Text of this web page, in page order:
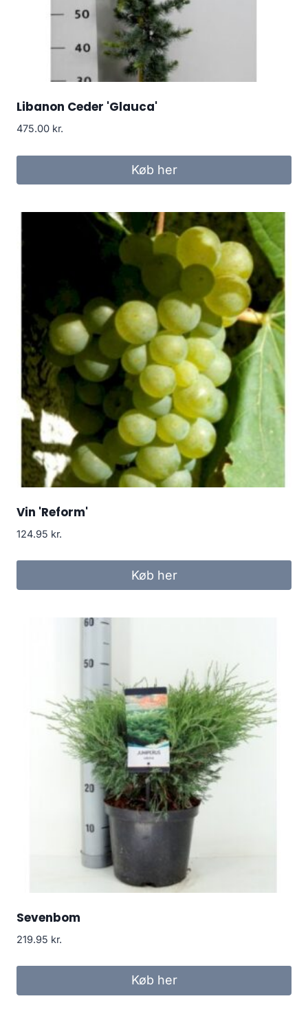
Libanon Ceder 'Glauca'
475.00 kr.
Køb her
Vin 'Reform'
124.95 kr.
Køb her
Sevenbom
219.95 kr.
Køb her